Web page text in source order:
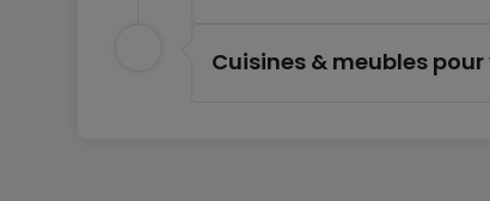
Cuisines & meubles